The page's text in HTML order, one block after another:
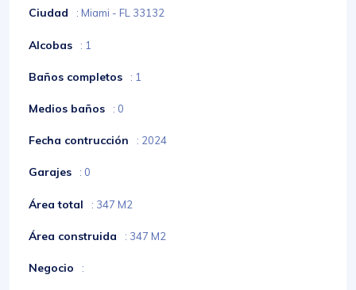
Ciudad : Miami - FL 33132
Alcobas : 1
Baños completos : 1
Medios baños : 0
Fecha contrucción : 2024
Garajes : 0
Área total : 347 M2
Área construida : 347 M2
Negocio :